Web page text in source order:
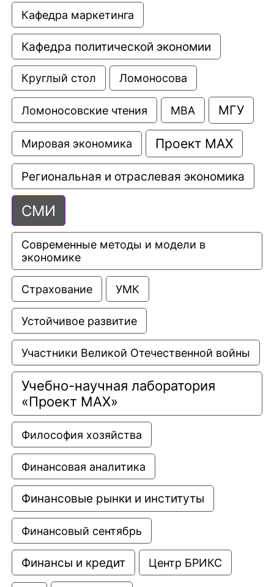
Кафедра маркетинга
Кафедра политической экономии
Круглый стол Ломоносова
Ломоносовские чтения МВА МГУ
Мировая экономика Проект МАХ
Региональная и отраслевая экономика
СМИ
Современные методы и модели в
экономике
Страхование УМК
Устойчивое развитие
Участники Великой Отечественной войны
Учебно-научная лаборатория
«Проект МАХ»
Философия хозяйства
Финансовая аналитика
Финансовые рынки и институты
Финансовый сентябрь
Финансы и кредит Центр БРИКС